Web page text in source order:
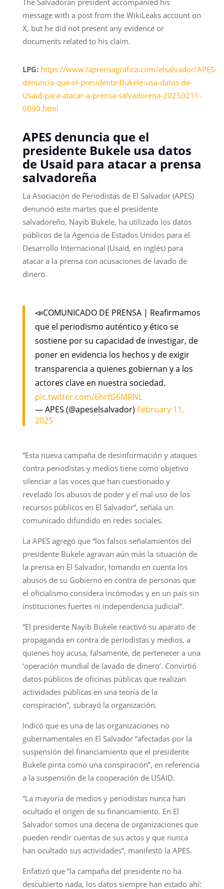
The Salvadoran president accompanied his
message with a post from the WikiLeaks account on
X, but he did not present any evidence or
documents related to his claim.
LPG: https://www.laprensagrafica.com/elsalvador/APES-
denuncia-que-el-presidente-Bukele-usa-datos-de-
Usaid-para-atacar-a-prensa-salvadorena-20250211-
0090.html
APES denuncia que el
presidente Bukele usa datos
de Usaid para atacar a prensa
salvadoreña
La Asociación de Periodistas de El Salvador (APES)
denunció este martes que el presidente
salvadoreño, Nayib Bukele, ha utilizado los datos
públicos de la Agencia de Estados Unidos para el
Desarrollo Internacional (Usaid, en inglés) para
atacar a la prensa con acusaciones de lavado de
dinero.
📣COMUNICADO DE PRENSA | Reafirmamos
que el periodismo auténtico y ético se
sostiene por su capacidad de investigar, de
poner en evidencia los hechos y de exigir
transparencia a quienes gobiernan y a los
actores clave en nuestra sociedad.
pic.twitter.com/6hrfG6MRNL
— APES (@apeselsalvador) February 11,
2025
“Esta nueva campaña de desinformación y ataques
contra periodistas y medios tiene como objetivo
silenciar a las voces que han cuestionado y
revelado los abusos de poder y el mal uso de los
recursos públicos en El Salvador”, señala un
comunicado difundido en redes sociales.
La APES agregó que “los falsos señalamientos del
presidente Bukele agravan aún más la situación de
la prensa en El Salvador, tomando en cuenta los
abusos de su Gobierno en contra de personas que
el oficialismo considera incómodas y en un país sin
instituciones fuertes ni independencia judicial”.
“El presidente Nayib Bukele reactivó su aparato de
propaganda en contra de periodistas y medios, a
quienes hoy acusa, falsamente, de pertenecer a una
‘operación mundial de lavado de dinero’. Convirtió
datos públicos de oficinas públicas que realizan
actividades públicas en una teoría de la
conspiración”, subrayó la organización.
Indicó que es una de las organizaciones no
gubernamentales en El Salvador “afectadas por la
suspensión del financiamiento que el presidente
Bukele pinta como una conspiración”, en referencia
a la suspensión de la cooperación de USAID.
“La mayoría de medios y periodistas nunca han
ocultado el origen de su financiamiento. En El
Salvador somos una decena de organizaciones que
pueden rendir cuentas de sus actos y que nunca
han ocultado sus actividades”, manifestó la APES.
Enfatizó que “la campaña del presidente no ha
descubierto nada, los datos siempre han estado ahí: